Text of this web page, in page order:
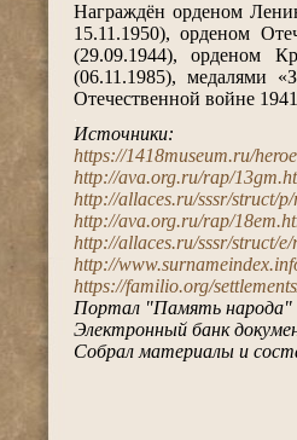
Награждён орденом
15.11.1950), орденом
(29.09.1944), орденом
(06.11.1985), медалями
Отечественной войне
Источники:
https://1418museum.ru/
http://ava.org.ru/rap/
http://allaces.ru/sssr/struct/
http://ava.org.ru/rap/
http://allaces.ru/sssr/struct/
http://
https://familio.org/
Портал "Память народа"
Электронный банк
Собрал материалы и